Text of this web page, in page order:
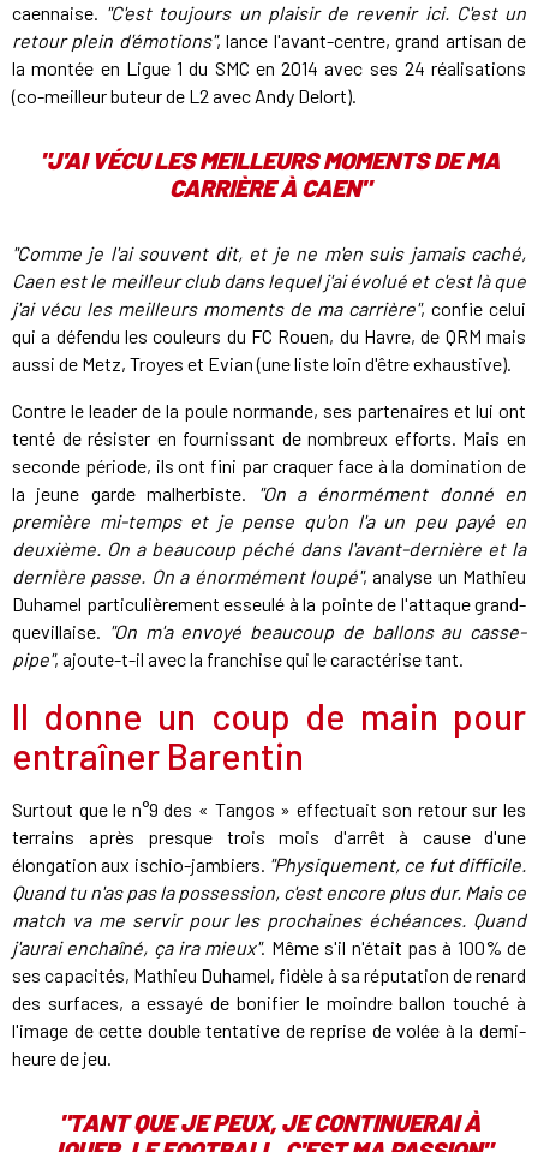
caennaise. "C'est toujours un plaisir de revenir ici. C'est un
retour plein d'émotions", lance l'avant-centre, grand artisan de
la montée en Ligue 1 du SMC en 2014 avec ses 24 réalisations
(co-meilleur buteur de L2 avec Andy Delort).
"J'AI VÉCU LES MEILLEURS MOMENTS DE MA
CARRIÈRE À CAEN"
"Comme je l'ai souvent dit, et je ne m'en suis jamais caché,
Caen est le meilleur club dans lequel j'ai évolué et c'est là que
j'ai vécu les meilleurs moments de ma carrière", confie celui
qui a défendu les couleurs du FC Rouen, du Havre, de QRM mais
aussi de Metz, Troyes et Evian (une liste loin d'être exhaustive).
Contre le leader de la poule normande, ses partenaires et lui ont
tenté de résister en fournissant de nombreux efforts. Mais en
seconde période, ils ont fini par craquer face à la domination de
la jeune garde malherbiste.
"On a énormément donné en
première mi-temps et je pense qu'on l'a un peu payé en
deuxième. On a beaucoup péché dans l'avant-dernière et la
dernière passe. On a énormément loupé", analyse un Mathieu
Duhamel particulièrement esseulé à la pointe de l'attaque grand-
quevillaise. "On m'a envoyé beaucoup de ballons au casse-
pipe", ajoute-t-il avec la franchise qui le caractérise tant.
Il donne un coup de main pour
entraîner Barentin
Surtout que le n°9 des « Tangos » effectuait son retour sur les
terrains après presque trois mois d'arrêt à cause d'une
élongation aux ischio-jambiers. "Physiquement, ce fut difficile.
Quand tu n'as pas la possession, c'est encore plus dur. Mais ce
match va me servir pour les prochaines échéances. Quand
j'aurai enchaîné, ça ira mieux". Même s'il n'était pas à 100% de
ses capacités, Mathieu Duhamel, fidèle à sa réputation de renard
des surfaces, a essayé de bonifier le moindre ballon touché à
l'image de cette double tentative de reprise de volée à la demi-
heure de jeu.
"TANT QUE JE PEUX, JE CONTINUERAI À